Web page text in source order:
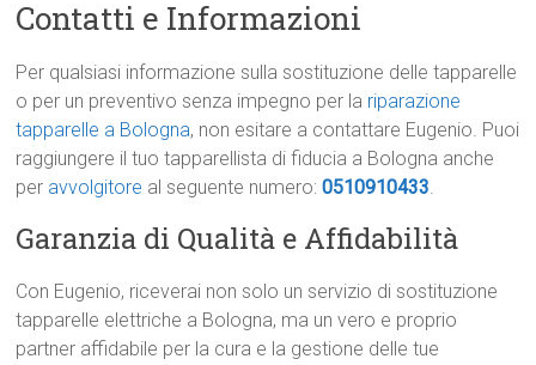
Contatti e Informazioni
Per qualsiasi informazione sulla sostituzione delle tapparelle
o per un preventivo senza impegno per la riparazione
tapparelle a Bologna, non esitare a contattare Eugenio. Puoi
raggiungere il tuo tapparellista di fiducia a Bologna anche
per avvolgitore al seguente numero:0510910433.
Garanzia di Qualità e Affidabilità
Con Eugenio, riceverai non solo un servizio di sostituzione
tapparelle elettriche a Bologna, ma un vero e proprio
partner affidabile per la cura e la gestione delle tue